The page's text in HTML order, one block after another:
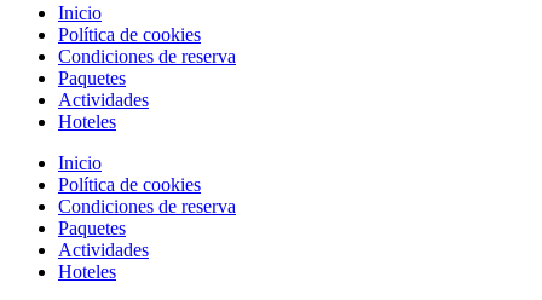
Inicio
Política de cookies
Condiciones de reserva
Paquetes
Actividades
Hoteles
Inicio
Política de cookies
Condiciones de reserva
Paquetes
Actividades
Hoteles